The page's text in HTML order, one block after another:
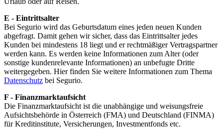
E - Eintrittsalter
Bei Segurio wird das Geburtsdatum eines jeden neuen Kunden
abgefragt. Damit gehen wir sicher, dass das Eintrittsalter jedes
Kunden bei mindestens 18 liegt und er rechtmäßiger Vertragspartner
werden kann. Es werden keine Informationen zum Alter (oder
sonstige kundenrelevante Informationen) an unbefugte Dritte
weitergegeben. Hier finden Sie weitere Informationen zum Thema
Datenschutz bei Segurio.
F - Finanzmarktaufsicht
Die Finanzmarktaufsicht ist die unabhängige und weisungsfreie
Aufsichtsbehörde in Österreich (FMA) und Deutschland (FINMA)
für Kreditinstitute, Versicherungen, Investmentfonds etc.